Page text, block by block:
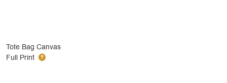
Tote Bag Canvas
Full Print